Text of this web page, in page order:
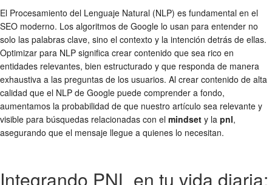
El Procesamiento del Lenguaje Natural (NLP) es fundamental en el
SEO moderno. Los algoritmos de Google lo usan para entender no
solo las palabras clave, sino el contexto y la intención detrás de ellas.
Optimizar para NLP significa crear contenido que sea rico en
entidades relevantes, bien estructurado y que responda de manera
exhaustiva a las preguntas de los usuarios. Al crear contenido de alta
calidad que el NLP de Google puede comprender a fondo,
aumentamos la probabilidad de que nuestro artículo sea relevante y
visible para búsquedas relacionadas con el mindset y la pnl,
asegurando que el mensaje llegue a quienes lo necesitan.
Integrando PNL en tu vida diaria: